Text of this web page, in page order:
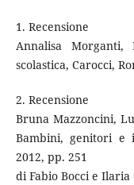
1. Recensione
Annalisa Morganti,
scolastica, Carocci,
2. Recensione
Bruna Mazzoncini,
Bambini, genitori e
2012, pp. 251
di Fabio Bocci e Ilaria